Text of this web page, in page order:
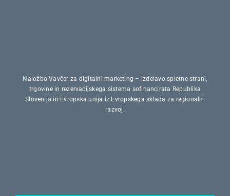
Naložbo Vavčer za digitalni marketing – izdelavo spletne strani,
trgovine in rezervacijskega sistema sofinancirata Republika
Slovenija in Evropska unija iz Evropskega sklada za regionalni
razvoj.